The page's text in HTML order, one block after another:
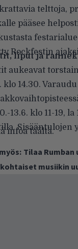
telttoja,
pääsee
Rockfestin
liput ja
aukeavat
klo 14.30.
13.6. klo 11-19,
Sisääntulojen
infoatäältä.
Tilaa
musiikin